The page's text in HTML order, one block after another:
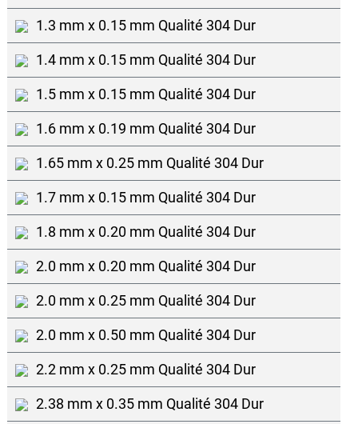
1.3 mm x 0.15 mm Qualité 304 Dur
1.4 mm x 0.15 mm Qualité 304 Dur
1.5 mm x 0.15 mm Qualité 304 Dur
1.6 mm x 0.19 mm Qualité 304 Dur
1.65 mm x 0.25 mm Qualité 304 Dur
1.7 mm x 0.15 mm Qualité 304 Dur
1.8 mm x 0.20 mm Qualité 304 Dur
2.0 mm x 0.20 mm Qualité 304 Dur
2.0 mm x 0.25 mm Qualité 304 Dur
2.0 mm x 0.50 mm Qualité 304 Dur
2.2 mm x 0.25 mm Qualité 304 Dur
2.38 mm x 0.35 mm Qualité 304 Dur